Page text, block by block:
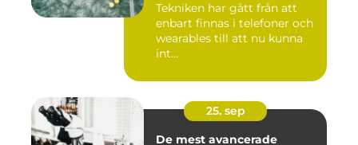
Tekniken har gått från att
enbart finnas i telefoner och
wearables till att nu kunna
int...
25. sep
De mest avancerade